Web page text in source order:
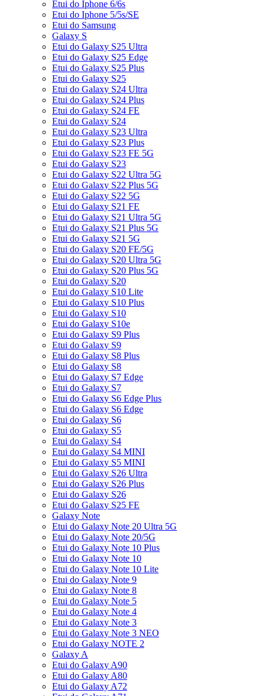
Etui do Iphone 6/6s
Etui do Iphone 5/5s/SE
Etui do Samsung
Galaxy S
Etui do Galaxy S25 Ultra
Etui do Galaxy S25 Edge
Etui do Galaxy S25 Plus
Etui do Galaxy S25
Etui do Galaxy S24 Ultra
Etui do Galaxy S24 Plus
Etui do Galaxy S24 FE
Etui do Galaxy S24
Etui do Galaxy S23 Ultra
Etui do Galaxy S23 Plus
Etui do Galaxy S23 FE 5G
Etui do Galaxy S23
Etui do Galaxy S22 Ultra 5G
Etui do Galaxy S22 Plus 5G
Etui do Galaxy S22 5G
Etui do Galaxy S21 FE
Etui do Galaxy S21 Ultra 5G
Etui do Galaxy S21 Plus 5G
Etui do Galaxy S21 5G
Etui do Galaxy S20 FE/5G
Etui do Galaxy S20 Ultra 5G
Etui do Galaxy S20 Plus 5G
Etui do Galaxy S20
Etui do Galaxy S10 Lite
Etui do Galaxy S10 Plus
Etui do Galaxy S10
Etui do Galaxy S10e
Etui do Galaxy S9 Plus
Etui do Galaxy S9
Etui do Galaxy S8 Plus
Etui do Galaxy S8
Etui do Galaxy S7 Edge
Etui do Galaxy S7
Etui do Galaxy S6 Edge Plus
Etui do Galaxy S6 Edge
Etui do Galaxy S6
Etui do Galaxy S5
Etui do Galaxy S4
Etui do Galaxy S4 MINI
Etui do Galaxy S5 MINI
Etui do Galaxy S26 Ultra
Etui do Galaxy S26 Plus
Etui do Galaxy S26
Etui do Galaxy S25 FE
Galaxy Note
Etui do Galaxy Note 20 Ultra 5G
Etui do Galaxy Note 20/5G
Etui do Galaxy Note 10 Plus
Etui do Galaxy Note 10
Etui do Galaxy Note 10 Lite
Etui do Galaxy Note 9
Etui do Galaxy Note 8
Etui do Galaxy Note 5
Etui do Galaxy Note 4
Etui do Galaxy Note 3
Etui do Galaxy Note 3 NEO
Etui do Galaxy NOTE 2
Galaxy A
Etui do Galaxy A90
Etui do Galaxy A80
Etui do Galaxy A72